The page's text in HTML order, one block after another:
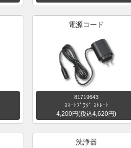
電源コード
81719643
ｽﾏｰﾄﾌﾟﾗｸﾞ ｽﾄﾚｰﾄ
4,200円(税込4,620円)
洗浄器